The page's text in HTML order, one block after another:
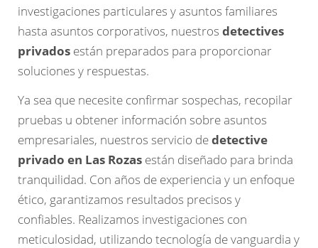
investigaciones particulares y asuntos familiares
hasta asuntos corporativos, nuestros detectives
privados están preparados para proporcionar
soluciones y respuestas.
Ya sea que necesite confirmar sospechas, recopilar
pruebas u obtener información sobre asuntos
empresariales, nuestros servicio dedetective
privado en Las Rozas están diseñado para brinda
tranquilidad. Con años de experiencia y un enfoque
ético, garantizamos resultados precisos y
confiables. Realizamos investigaciones con
meticulosidad, utilizando tecnología de vanguardia y